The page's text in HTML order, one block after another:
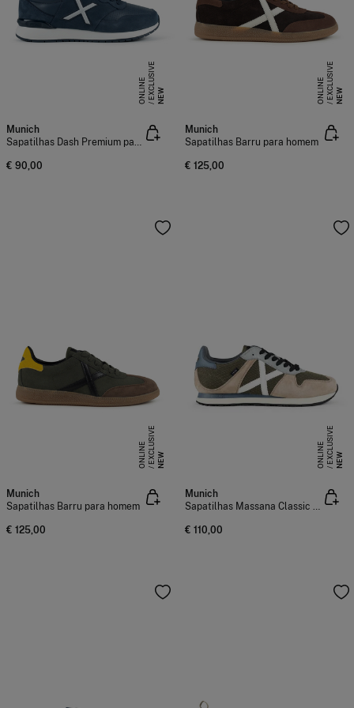
NEW
E
X
C
L
US
I
V
E
O
N
L
I
N
E
Munich
Sapatilhas Dash Premium para homem
€ 90,00
NEW
E
X
C
L
US
I
V
E
O
N
L
I
N
E
Munich
Sapatilhas Barru para homem
€ 125,00
NEW
E
X
C
L
US
I
V
E
O
N
L
I
N
E
Munich
Sapatilhas Barru para homem
€ 125,00
NEW
E
X
C
L
US
I
V
E
O
N
L
I
N
E
Munich
Sapatilhas Massana Classic para homem
€ 110,00